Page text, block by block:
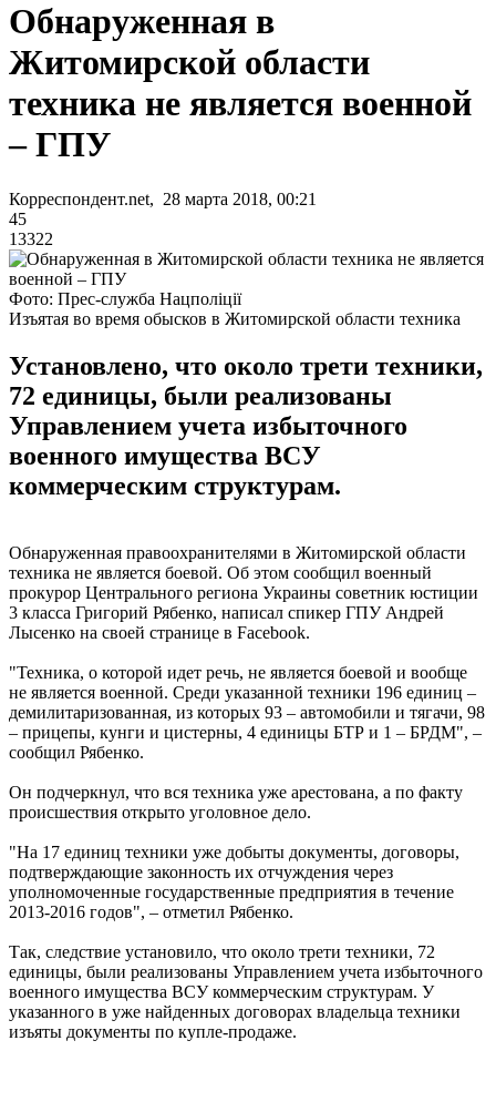
Обнаруженная в
Житомирской области
техника не является военной
– ГПУ
Корреспондент.net, 28 марта 2018, 00:21
45
13322
Фото: Прес-служба Нацполіції
Изъятая во время обысков в Житомирской области техника
Установлено, что около трети техники,
72 единицы, были реализованы
Управлением учета избыточного
военного имущества ВСУ
коммерческим структурам.
Обнаруженная правоохранителями в Житомирской области
техника не является боевой. Об этом сообщил военный
прокурор Центрального региона Украины советник юстиции
3 класса Григорий Рябенко, написал спикер ГПУ Андрей
Лысенко на своей странице в Facebook.
"Техника, о которой идет речь, не является боевой и вообще
не является военной. Среди указанной техники 196 единиц –
демилитаризованная, из которых 93 – автомобили и тягачи, 98
– прицепы, кунги и цистерны, 4 единицы БТР и 1 – БРДМ", –
сообщил Рябенко.
Он подчеркнул, что вся техника уже арестована, а по факту
происшествия открыто уголовное дело.
"На 17 единиц техники уже добыты документы, договоры,
подтверждающие законность их отчуждения через
уполномоченные государственные предприятия в течение
2013-2016 годов", – отметил Рябенко.
Так, следствие установило, что около трети техники, 72
единицы, были реализованы Управлением учета избыточного
военного имущества ВСУ коммерческим структурам. У
указанного в уже найденных договорах владельца техники
изъяты документы по купле-продаже.